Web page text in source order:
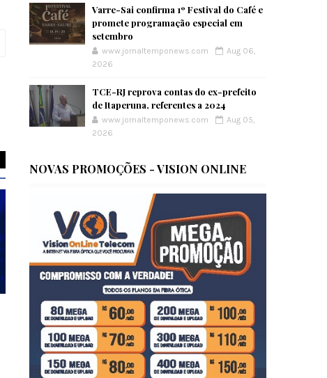
Varre-Sai confirma 1º Festival do Café e
promete programação especial em
setembro
www.jornaltemponews.com
Aug 06,
2026
TCE-RJ reprova contas do ex-prefeito
de Itaperuna, referentes a 2024
www.jornaltemponews.com
Aug 05,
2026
NOVAS PROMOÇÕES - VISION ONLINE